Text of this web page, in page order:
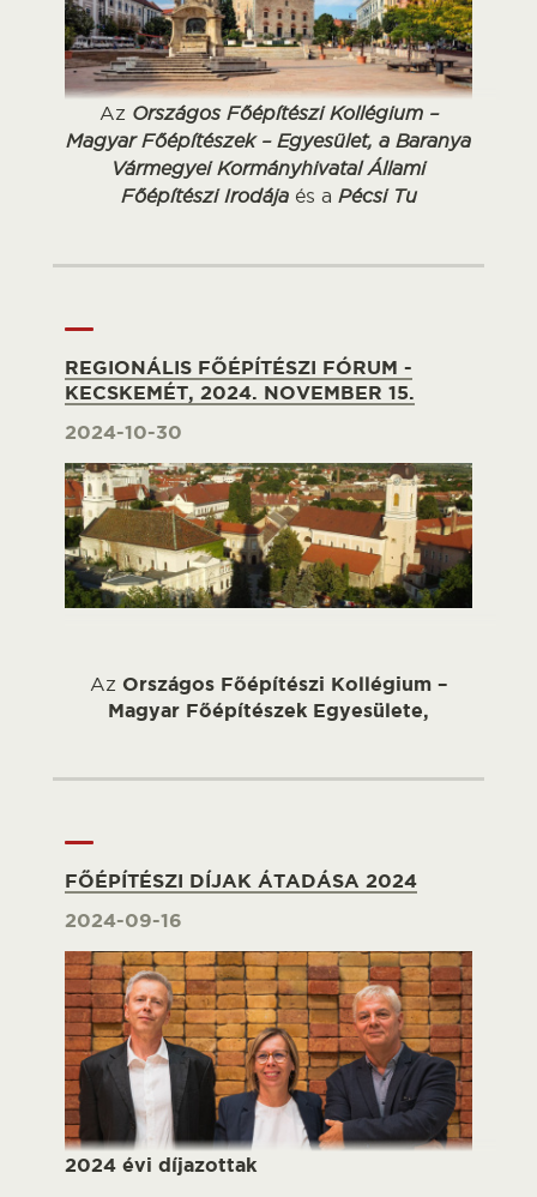
Az Országos Főépítészi Kollégium –
Magyar Főépítészek – Egyesület, a Baranya
Vármegyei Kormányhivatal Állami
Főépítészi Irodája és a Pécsi Tu
REGIONÁLIS FŐÉPÍTÉSZI FÓRUM -
KECSKEMÉT, 2024. NOVEMBER 15.
2024-10-30
Az Országos Főépítészi Kollégium –
Magyar Főépítészek Egyesülete,
FŐÉPÍTÉSZI DÍJAK ÁTADÁSA 2024
2024-09-16
2024 évi díjazottak